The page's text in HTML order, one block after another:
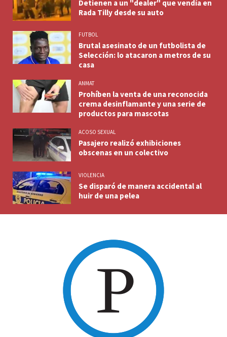
Detienen a un "dealer" que vendía en
Rada Tilly desde su auto
FUTBOL
Brutal asesinato de un futbolista de
Selección: lo atacaron a metros de su
casa
ANMAT
Prohíben la venta de una reconocida
crema desinflamante y una serie de
productos para mascotas
ACOSO SEXUAL
Pasajero realizó exhibiciones
obscenas en un colectivo
VIOLENCIA
Se disparó de manera accidental al
huir de una pelea